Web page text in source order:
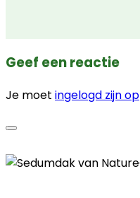
Geef een reactie
Je moet ingelogd zijn op